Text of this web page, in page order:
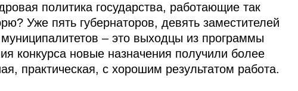
политика государства, работающие так
Уже пять губернаторов, девять заместителей
– это выходцы из программы
конкурса новые назначения получили более
практическая, с хорошим результатом работа.